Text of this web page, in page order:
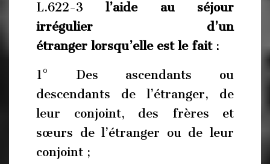
L.622-3l’aide au séjour
irrégulier d’un
étranger lorsqu’elle est le fait :
1° Des ascendants ou
descendants de l’étranger, de
leur conjoint, des frères et
sœurs de l’étranger ou de leur
conjoint ;